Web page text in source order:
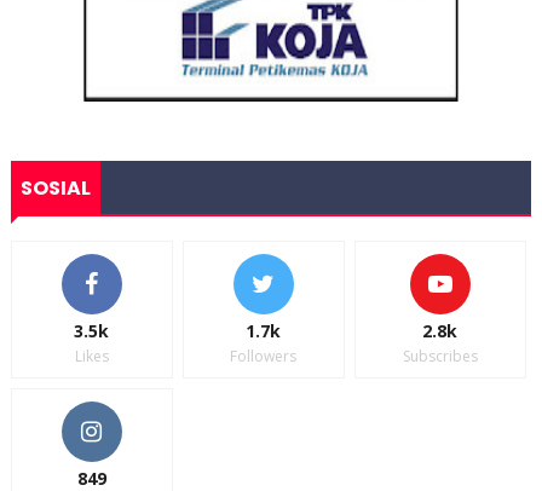
SOSIAL
3.5k
Likes
1.7k
Followers
2.8k
Subscribes
849